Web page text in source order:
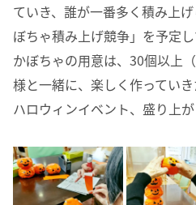
ていき、誰が一番多く積み上
ぼちゃ積み上げ競争」を予定し
かぼちゃの用意は、30個以上
様と一緒に、楽しく作っていき
ハロウィンイベント、盛り上